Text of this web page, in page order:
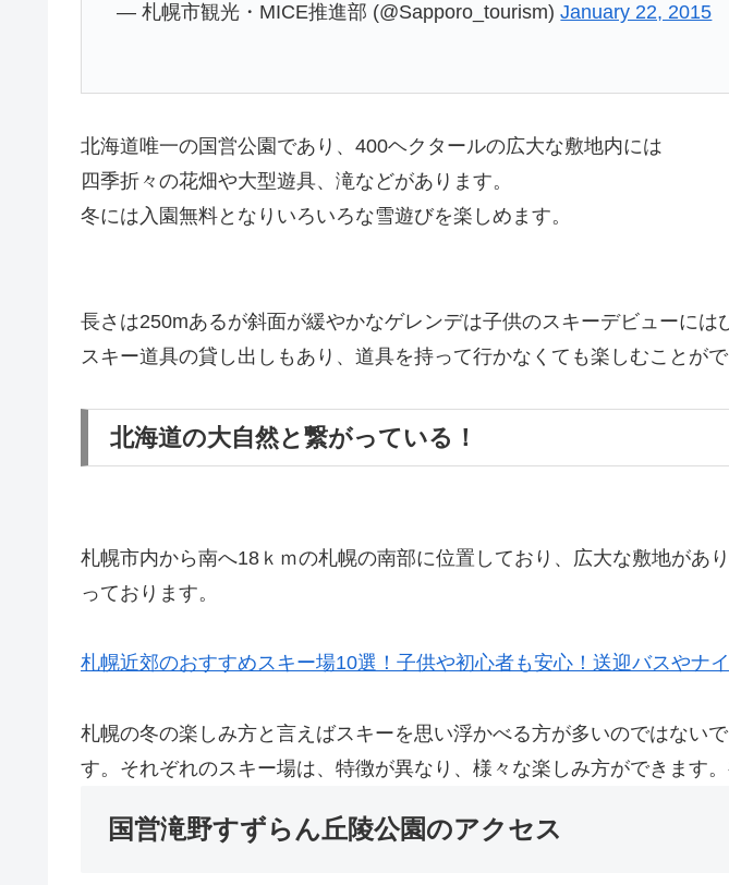
— 札幌市観光・MICE推進部 (@Sapporo_tourism)January 22, 2015
北海道唯一の国営公園であり、400ヘクタールの広大な敷地内には
四季折々の花畑や大型遊具、滝などがあります。
冬には入園無料となりいろいろな雪遊びを楽しめます。
長さは250mあるが斜面が緩やかなゲレンデは子供のスキーデビューには
スキー道具の貸し出しもあり、道具を持って行かなくても楽しむことがで
北海道の大自然と繋がっている！
札幌市内から南へ18ｋｍの札幌の南部に位置しており、広大な敷地があ
っております。
札幌近郊のおすすめスキー場10選！子供や初心者も安心！送迎バスやナ
札幌の冬の楽しみ方と言えばスキーを思い浮かべる方が多いのではない
す。それぞれのスキー場は、特徴が異なり、様々な楽しみ方ができます
国営滝野すずらん丘陵公園のアクセス